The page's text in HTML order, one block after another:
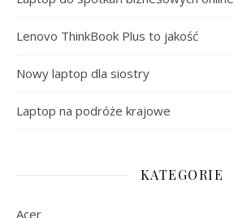
Lenovo ThinkBook Plus to jakość
Nowy laptop dla siostry
Laptop na podróże krajowe
KATEGORIE
Acer